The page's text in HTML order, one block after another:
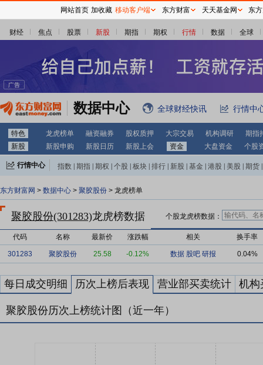
财经 焦点 股票 新股 期指 期权 行情 数据 全球
数据中心 全球财经快讯 行情中
特色 龙虎榜单 融资融券 股权质押 大宗交易 机构调研
期指
新股
新股申购 新股日历 新股上会 资金 大盘资金 个股
行情中心 指数 期指 期权 个股 板块 排行 新股 基金 港股 美股 期货
东方财富网 > 数据中心 > 聚胶股份 > 龙虎榜单
聚胶股份(301283)龙虎榜数据 个股龙虎榜数据：
代码 名称 最新价 涨跌幅 相关 换手率
301283 聚胶股份 25.58 -0.12% 数据 股吧 研报 0.04%
每日成交明细 历次上榜后表现 营业部买卖统计 机构
聚胶股份历次上榜统计图（近一年）
网站首页 加收藏 移动客户端 东方财富 天天基金网 东